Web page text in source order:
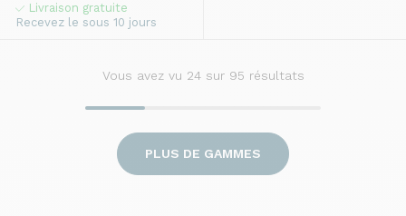
Livraison gratuite
Recevez le sous 10 jours
Vous avez vu 24sur 95 résultats
PLUS DE GAMMES